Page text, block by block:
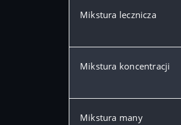
Mikstura lecznicza
Mikstura koncentracji
Mikstura many